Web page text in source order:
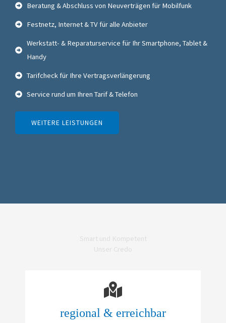
Beratung & Abschluss von Neuverträgen für Mobilfunk
Festnetz, Internet & TV für alle Anbieter
Werkstatt- & Reparaturservice für Ihr Smartphone, Tablet &
Handy
Tarifcheck für Ihre Vertragsverlängerung
Service rund um Ihren Tarif & Telefon
WEITERE LEISTUNGEN
Smart und Kompetent
Unser Credo
regional & erreichbar